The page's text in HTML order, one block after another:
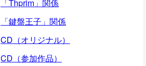
「Thprim」関係
「鍵盤王子」関係
CD（オリジナル）
CD（参加作品）